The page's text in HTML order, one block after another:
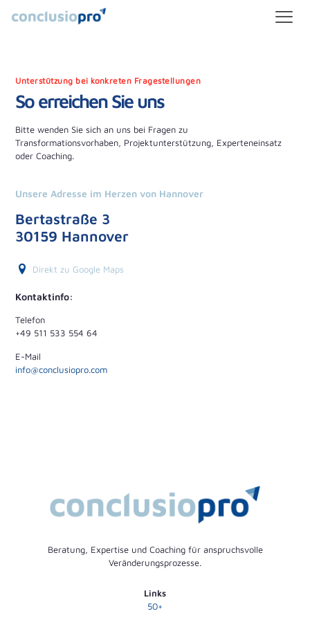
Unterstützung bei konkreten Fragestellungen
So erreichen Sie uns
Bitte wenden Sie sich an uns bei Fragen zu
Transformationsvorhaben, Projektunterstützung, Experteneinsatz
oder Coaching.
Unsere Adresse im Herzen von Hannover
Bertastraße 3
30159 Hannover
Direkt zu Google Maps
Kontaktinfo:
Telefon
+49 511 533 554 64
E-Mail
info@conclusiopro.com
Beratung, Expertise und Coaching für anspruchsvolle
Veränderungsprozesse.
Links
50+